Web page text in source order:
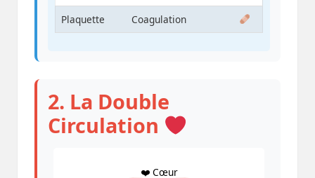
Plaquette
Coagulation
2. La Double
Circulation
❤️ Cœur